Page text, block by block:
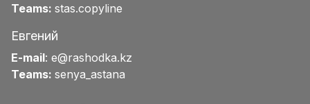
Teams: stas.copyline
Евгений
E-mail: e@rashodka.kz
Teams: senya_astana